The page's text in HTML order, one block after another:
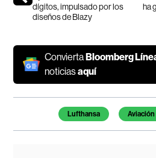
dígitos, impulsado por los
diseños de Blazy
ha
ConviertaBloomberg
noticiasaquí
Temas de este artículo
Lufthansa Aviación